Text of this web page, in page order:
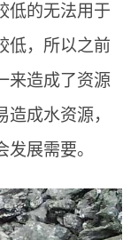
低的无法用于
低，所以之前
来造成了资源
成水资源，
展需要。